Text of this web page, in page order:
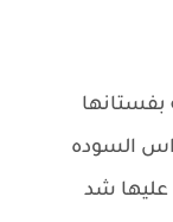
بفستانها
السوده
شد